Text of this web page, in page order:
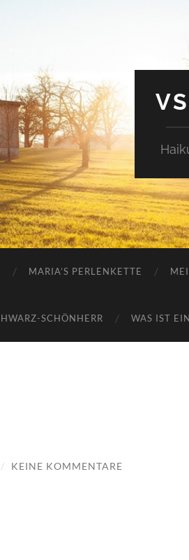
MARIA’S PERLENKETTE
SCHÖNHERR WAS IST
/ KEINE KOMMENTARE